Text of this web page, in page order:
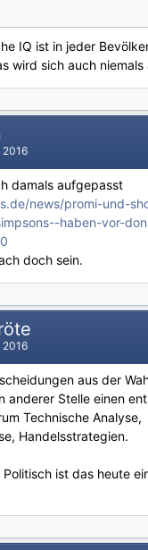
IQ ist in jeder
wird sich auch niemals
2016
damals aufgepasst
news/promi-und-
haben-vor-
doch sein.
2016
aus der
anderer Stelle einen
Technische Analyse,
Handelsstrategien.
ist das heute